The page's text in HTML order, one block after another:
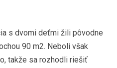
s dvomi deťmi žili pôvodne
90 m2. Neboli však
takže sa rozhodli riešiť